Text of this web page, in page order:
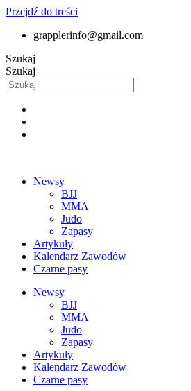
Przejdź do treści
grapplerinfo@gmail.com
Szukaj
Szukaj
Newsy
BJJ
MMA
Judo
Zapasy
Artykuły
Kalendarz Zawodów
Czarne pasy
Newsy
BJJ
MMA
Judo
Zapasy
Artykuły
Kalendarz Zawodów
Czarne pasy